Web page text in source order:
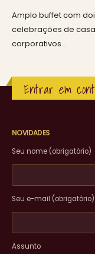
Amplo buffet com
celebrações de
corporativos…
Entrar em
NOVIDADES
Seu nome (obrigatório)
Seu e-mail (obrigatório)
Assunto